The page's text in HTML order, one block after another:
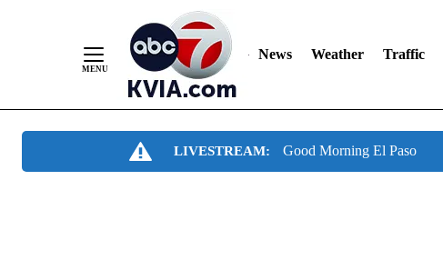
News Weather Traffic
LIVESTREAM: Good Morning El Paso